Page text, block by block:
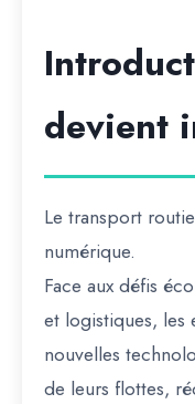
devient
Le transport
numérique.
Face aux défis
et logistiques, les
nouvelles
de leurs flottes,